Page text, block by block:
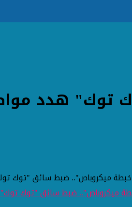
هدد
ميكروباص".. ضبط سائق "توك